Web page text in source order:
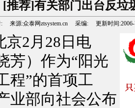
[推荐]有关部门出台反垃
: 来源:众泰网ztsystem.cn 采编: 更新时间:2006-
2月28日电
芳）作为“阳光
程”的首项工
业部向社会公布